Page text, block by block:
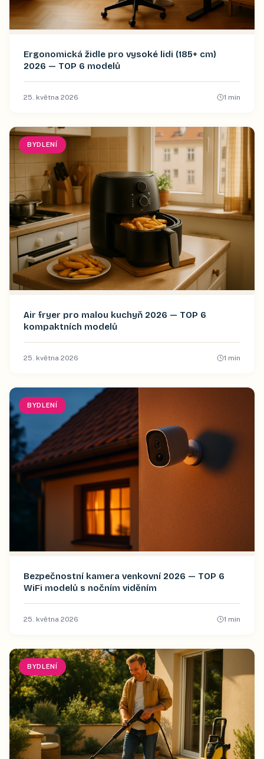
Ergonomická židle pro vysoké lidi (185+ cm)
2026 — TOP 6 modelů
25. května 2026 1 min
BYDLENÍ
Air fryer pro malou kuchyň 2026 — TOP 6
kompaktních modelů
25. května 2026 1 min
BYDLENÍ
Bezpečnostní kamera venkovní 2026 — TOP 6
WiFi modelů s nočním viděním
25. května 2026 1 min
BYDLENÍ